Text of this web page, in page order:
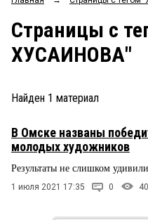
ОБЩЕСТВО
ЗАКОН
ПРОИСШЕСТВИЯ
СТИЛЬ ЖИЗНИ
Страницы c
ХУСАИНОВА"
Найден 1 материал
В Омске названы
молодых художников
Результаты не слишком удивили
1 июля 2021 17:35 0